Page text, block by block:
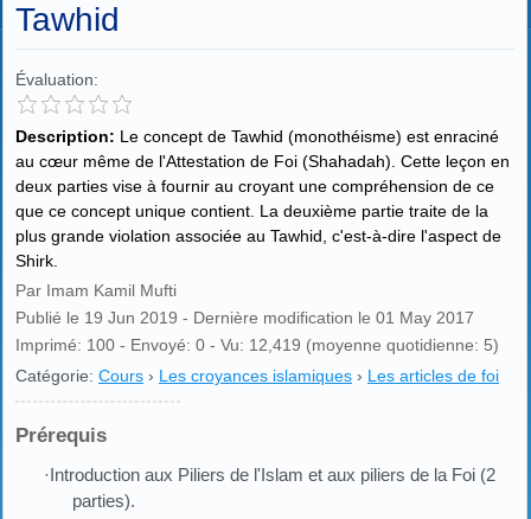
Tawhid
Évaluation:
Description: Le concept de Tawhid (monothéisme) est enraciné
au cœur même de l'Attestation de Foi (Shahadah). Cette leçon en
deux parties vise à fournir au croyant une compréhension de ce
que ce concept unique contient. La deuxième partie traite de la
plus grande violation associée au Tawhid, c'est-à-dire l'aspect de
Shirk.
Par Imam Kamil Mufti
Publié le 19 Jun 2019 - Dernière modification le 01 May 2017
Imprimé: 100 - Envoyé: 0 - Vu: 12,419 (moyenne quotidienne: 5)
Catégorie: Cours › Les croyances islamiques › Les articles de foi
Prérequis
·Introduction aux Piliers de l'Islam et aux piliers de la Foi (2
parties).